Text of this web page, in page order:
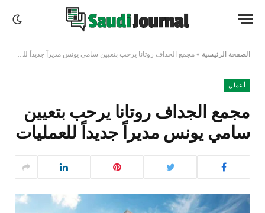
الصفحة الرئيسية » مجمع الجداف روتانا يرحب بتعيين سامي يونس مديراً جديداً للعمليات
أعمال
مجمع الجداف روتانا يرحب بتعيين
سامي يونس مديراً جديداً للعمليات